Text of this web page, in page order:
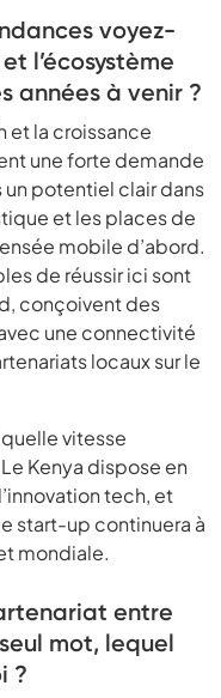
voyez-
l’écosystème
années à venir ?
et la croissance
une forte demande
un potentiel clair dans
et les places de
mobile d’abord.
de réussir ici sont
conçoivent des
une connectivité
locaux sur le
quelle vitesse
Kenya dispose en
tech, et
start-up continuera à
mondiale.
entre
mot, lequel
?